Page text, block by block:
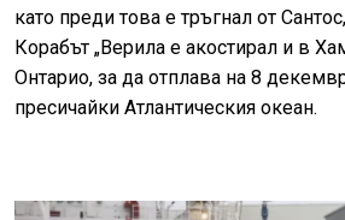
като преди това е тръгнал от
Корабът „Верила е акостирал и в
Онтарио, за да отплава на 8
пресичайки Атлантическия океан.